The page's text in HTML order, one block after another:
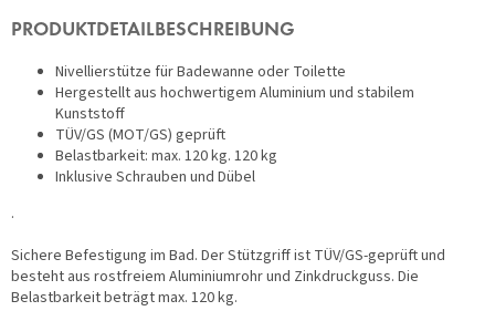
PRODUKTDETAILBESCHREIBUNG
Nivellierstütze für Badewanne oder Toilette
Hergestellt aus hochwertigem Aluminium und stabilem
Kunststoff
TÜV/GS (MOT/GS) geprüft
Belastbarkeit: max. 120 kg. 120 kg
Inklusive Schrauben und Dübel
.
Sichere Befestigung im Bad. Der Stützgriff ist TÜV/GS-geprüft und
besteht aus rostfreiem Aluminiumrohr und Zinkdruckguss. Die
Belastbarkeit beträgt max. 120 kg.